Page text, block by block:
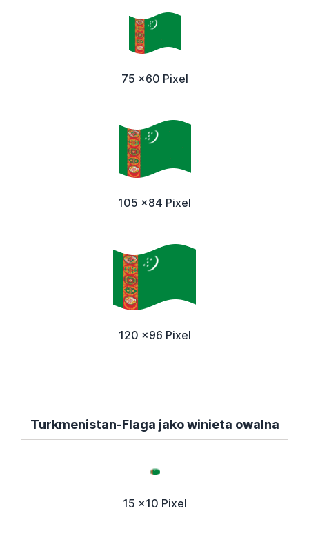
75 x60 Pixel
105 x84 Pixel
120 x96 Pixel
Turkmenistan-Flaga jako winieta owalna
15 x10 Pixel